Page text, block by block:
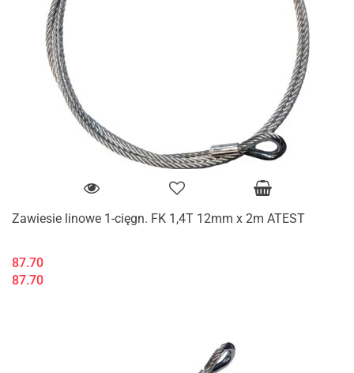
Zawiesie linowe 1-cięgn. FK 1,4T 12mm x 2m ATEST
87.70
87.70